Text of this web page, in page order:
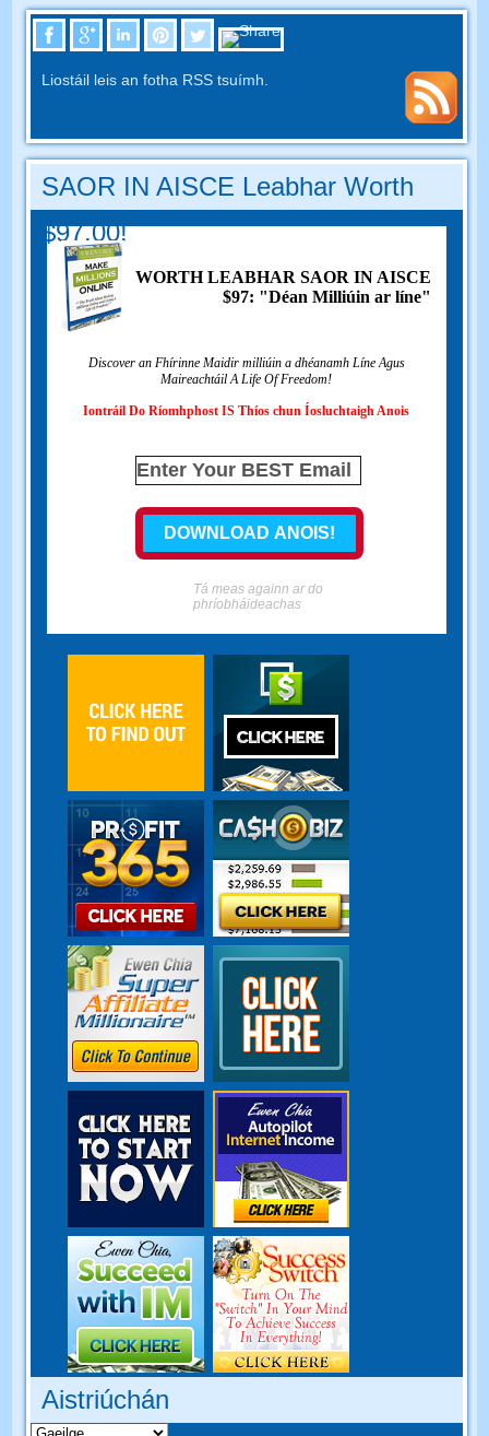
Liostáil leis an fotha RSS tsuímh.
SAOR IN AISCE Leabhar Worth
$97.00!
WORTH LEABHAR SAOR IN AISCE
$97: "Déan Milliúin ar líne"
Discover an Fhírinne Maidir milliúin a dhéanamh Líne Agus
Maireachtáil A Life Of Freedom!
Iontráil Do Ríomhphost IS Thíos chun Íosluchtaigh Anois
Tá meas againn ar do
phríobháideachas
Aistriúchán